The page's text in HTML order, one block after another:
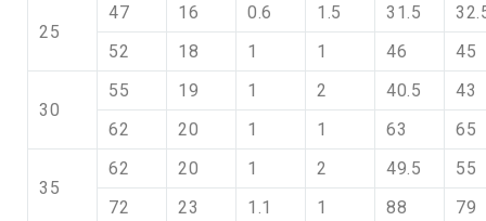
25
47 16 0.6 1.5 31.5
52
18 1 1 46 45
30
55 19 1 2 40.5
43
62
20 1 1 63 65
35
62 20 1 2 49.5
55
72
23 1.1 1 88 79